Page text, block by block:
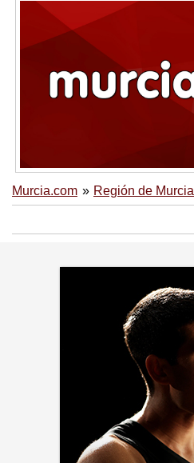
Murcia.com Región de Murcia